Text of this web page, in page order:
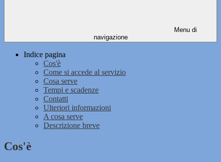
Menu di
navigazione
Indice pagina
Cos'è
Come si accede al servizio
Cosa serve
Tempi e scadenze
Contatti
Ulteriori informazioni
A cosa serve
Descrizione breve
Cos'è